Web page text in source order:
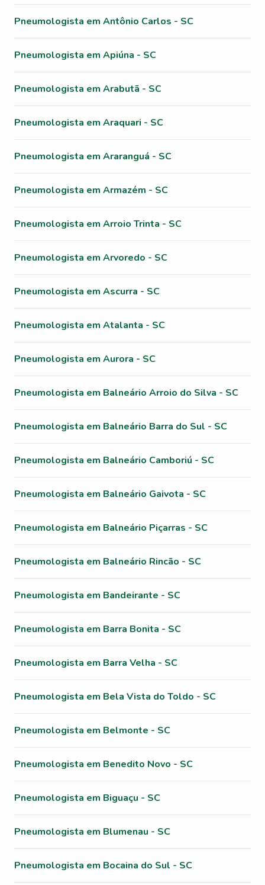
Pneumologista em Antônio Carlos - SC
Pneumologista em Apiúna - SC
Pneumologista em Arabutã - SC
Pneumologista em Araquari - SC
Pneumologista em Araranguá - SC
Pneumologista em Armazém - SC
Pneumologista em Arroio Trinta - SC
Pneumologista em Arvoredo - SC
Pneumologista em Ascurra - SC
Pneumologista em Atalanta - SC
Pneumologista em Aurora - SC
Pneumologista em Balneário Arroio do Silva - SC
Pneumologista em Balneário Barra do Sul - SC
Pneumologista em Balneário Camboriú - SC
Pneumologista em Balneário Gaivota - SC
Pneumologista em Balneário Piçarras - SC
Pneumologista em Balneário Rincão - SC
Pneumologista em Bandeirante - SC
Pneumologista em Barra Bonita - SC
Pneumologista em Barra Velha - SC
Pneumologista em Bela Vista do Toldo - SC
Pneumologista em Belmonte - SC
Pneumologista em Benedito Novo - SC
Pneumologista em Biguaçu - SC
Pneumologista em Blumenau - SC
Pneumologista em Bocaina do Sul - SC